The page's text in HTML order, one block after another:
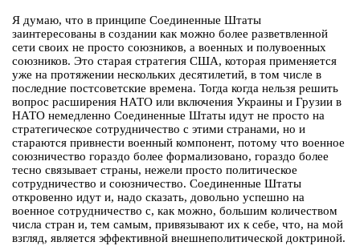
Я думаю, что в принципе Соединенные Штаты
заинтересованы в создании как можно более разветвленной
сети своих не просто союзников, а военных и полувоенных
союзников. Это старая стратегия США, которая применяется
уже на протяжении нескольких десятилетий, в том числе в
последние постсоветские времена. Тогда когда нельзя решить
вопрос расширения НАТО или включения Украины и Грузии в
НАТО немедленно Соединенные Штаты идут не просто на
стратегическое сотрудничество с этими странами, но и
стараются привнести военный компонент, потому что военное
союзничество гораздо более формализовано, гораздо более
тесно связывает страны, нежели просто политическое
сотрудничество и союзничество. Соединенные Штаты
откровенно идут и, надо сказать, довольно успешно на
военное сотрудничество с, как можно, большим количеством
числа стран и, тем самым, привязывают их к себе, что, на мой
взгляд, является эффективной внешнеполитической доктриной.